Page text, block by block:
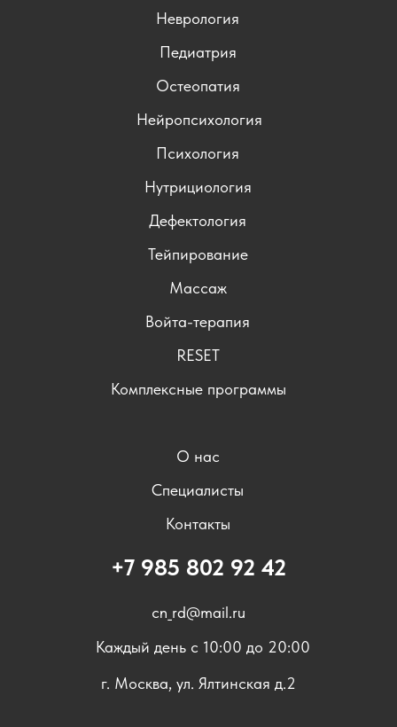
cn_rd@mail.ru
+7 985 802 92 42
Каждый день с 10:00 до 20:00
г. Москва, ул. Ялтинская д.2
О нас
Специалисты
Контакты
Нейропсихология
Психология
Нутрициология
Дефектология
Тейпирование
Войта-терапия
Комплексные программы
RESET
Неврология
Педиатрия
Остеопатия
Массаж